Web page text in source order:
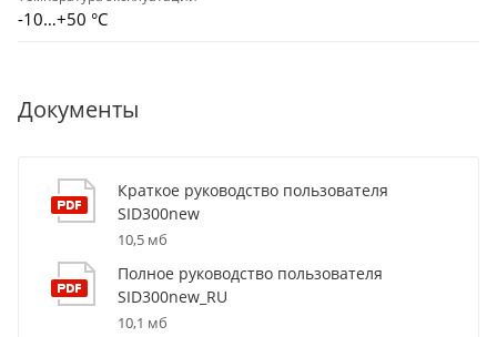
-10…+50 °С
Документы
Краткое руководство пользователя
SID300new
10,5 мб
Полное руководство пользователя
SID300new_RU
10,1 мб